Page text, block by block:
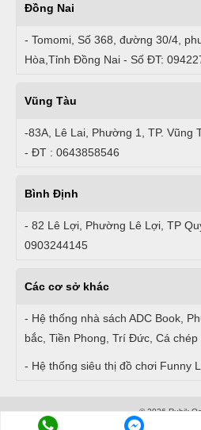
Đồng Nai
- Tomomi, Số 368, đường 30/4,
Hòa,Tỉnh Đồng Nai - Số ĐT:
Vũng Tàu
-83A, Lê Lai, Phường 1, TP. Vũng
- ĐT : 0643858546
Bình Định
- 82 Lê Lợi, Phường Lê Lợi, TP
0903244145
Các cơ sở khác
- Hệ thống nhà sách ADC Book,
bắc, Tiền Phong, Trí Đức, Cá chép
- Hệ thống siêu thị đồ chơi Funny
© 2026 Rubik